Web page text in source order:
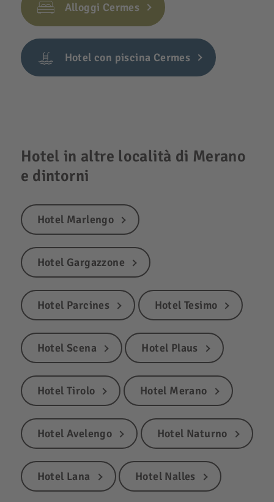
Alloggi Cermes
Hotel con piscina Cermes
Hotel in altre località di Merano
e dintorni
Hotel Marlengo
Hotel Gargazzone
Hotel Parcines Hotel Tesimo
Hotel Scena Hotel Plaus
Hotel Tirolo Hotel Merano
Hotel Avelengo Hotel Naturno
Hotel Lana Hotel Nalles